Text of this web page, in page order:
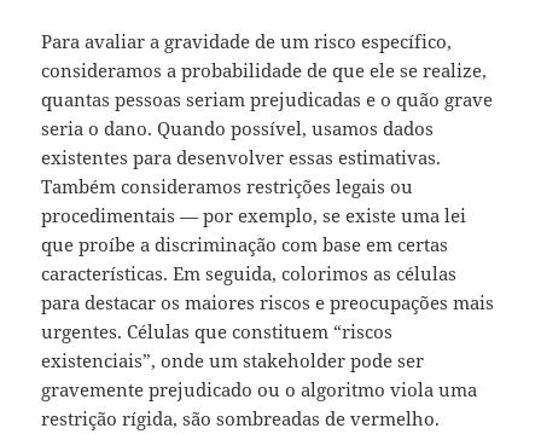
Para avaliar a gravidade de um risco específico,
consideramos a probabilidade de que ele se realize,
quantas pessoas seriam prejudicadas e o quão grave
seria o dano. Quando possível, usamos dados
existentes para desenvolver essas estimativas.
Também consideramos restrições legais ou
procedimentais — por exemplo, se existe uma lei
que proíbe a discriminação com base em certas
características. Em seguida, colorimos as células
para destacar os maiores riscos e preocupações mais
urgentes. Células que constituem “riscos
existenciais”, onde um stakeholder pode ser
gravemente prejudicado ou o algoritmo viola uma
restrição rígida, são sombreadas de vermelho.